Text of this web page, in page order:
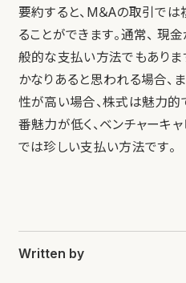
要約すると、M＆Aの取引で
ることができます。通常、 現
般的な支払い方法でもあり
かなりあると思われる場合、
性が高い場合、株式は魅力的
番魅力が低く、ベンチャーキ
では珍しい支払い方法です。
Written by